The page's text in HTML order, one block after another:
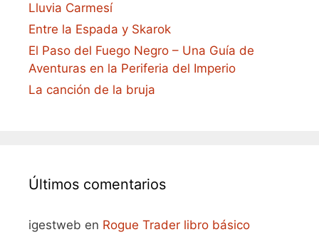
Lluvia Carmesí
Entre la Espada y Skarok
El Paso del Fuego Negro – Una Guía de
Aventuras en la Periferia del Imperio
La canción de la bruja
Últimos comentarios
igestweb en Rogue Trader libro básico